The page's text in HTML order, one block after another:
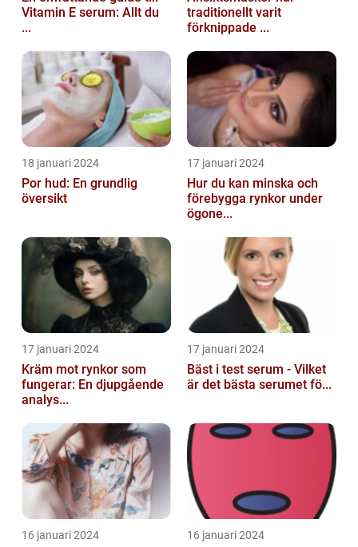
Vitamin E serum: Allt du
...
traditionellt varit
förknippade ...
18 januari 2024
Por hud: En grundlig
översikt
17 januari 2024
Hur du kan minska och
förebygga rynkor under
ögone...
17 januari 2024
Kräm mot rynkor som
fungerar: En djupgående
analys...
17 januari 2024
Bäst i test serum - Vilket
är det bästa serumet fö...
16 januari 2024 16 januari 2024